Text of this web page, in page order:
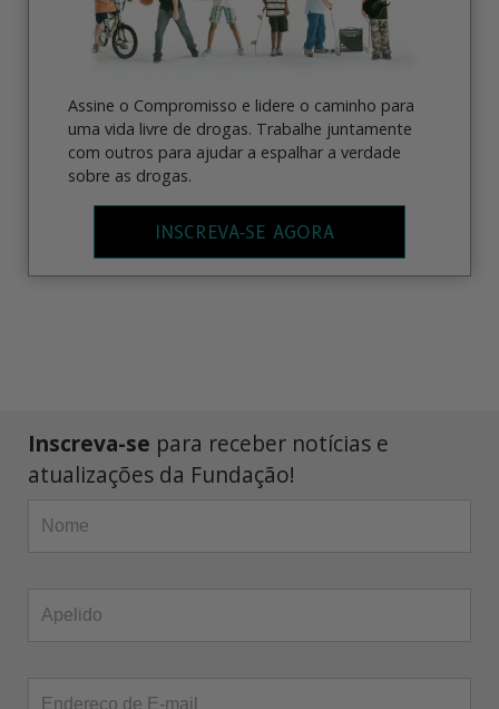
Assine o Compromisso e lidere o caminho para
uma vida livre de drogas. Trabalhe juntamente
com outros para ajudar a espalhar a verdade
sobre as drogas.
INSCREVA‑SE AGORA
Inscreva-se para receber notícias e
atualizações da Fundação!